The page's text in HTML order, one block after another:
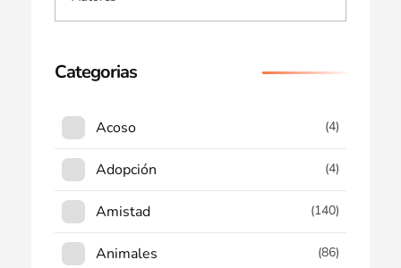
Categorias
Acoso (4)
Adopción (4)
Amistad (140)
Animales (86)